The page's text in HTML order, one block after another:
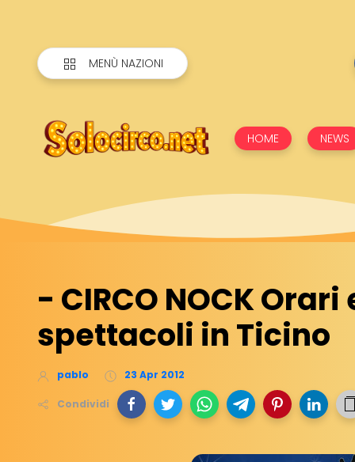
MENÙ NAZIONI
HOME NEWS
- CIRCO NOCK Orari
spettacoli in Ticino
pablo 23 Apr 2012
Condividi